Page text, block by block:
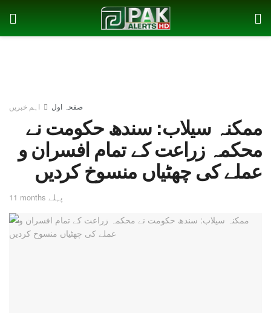
صفحہ اول اہم خبریں
ممکنہ سیلاب: سندھ حکومت نے
محکمہ زراعت کے تمام افسران و
عملے کی چھٹیاں منسوخ کردیں
11 months پہلے